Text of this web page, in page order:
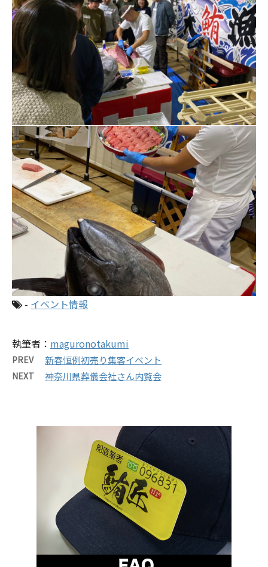
- イベント情報
執筆者： maguronotakumi
PREV 新春恒例初売り集客イベント
NEXT 神奈川県葬儀会社さん内覧会